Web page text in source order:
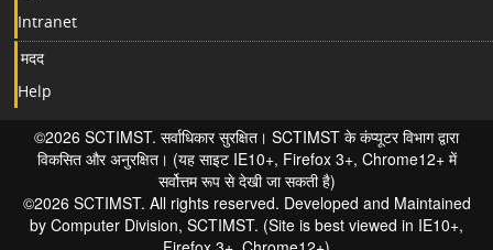
Intranet
मदद
Help
©2026 SCTIMST. सर्वाधिकार सुरक्षित। SCTIMST के कंप्यूटर विभाग द्वारा
विकसित और अनुरक्षित। (यह साइट IE10+, Firefox 3+, Chrome12+ में
सर्वोत्तम रूप से देखी जा सकती है)
©2026 SCTIMST. All rights reserved. Developed and Maintained
by Computer Division, SCTIMST. (Site is best viewed in IE10+,